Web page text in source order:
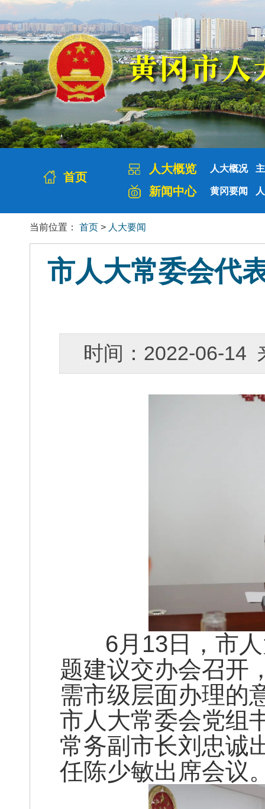
首页
人大概览 人大概况
新闻中心 黄冈要闻
当前位置： 首页 > 人大要闻
市人大常委会代
时间：2022-06-
6月13日，市人
题建议交办会召开
需市级层面办理的
市人大常委会党组
常务副市长刘忠诚
任陈少敏出席会议